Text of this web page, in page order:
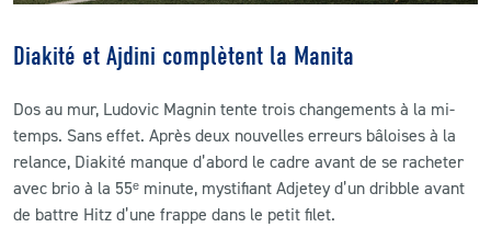
Diakité et Ajdini complètent la Manita
Dos au mur, Ludovic Magnin tente trois changements à la mi-
temps. Sans effet. Après deux nouvelles erreurs bâloises à la
relance, Diakité manque d’abord le cadre avant de se racheter
avec brio à la 55ᵉ minute, mystifiant Adjetey d’un dribble avant
de battre Hitz d’une frappe dans le petit filet.